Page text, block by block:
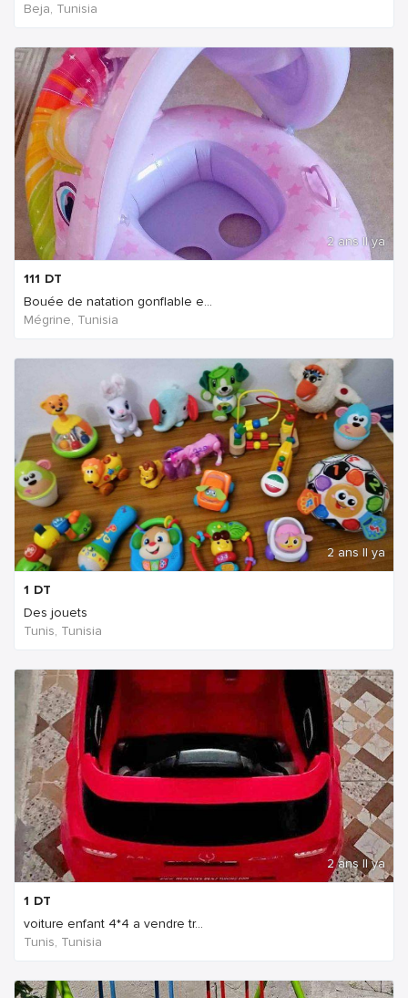
Beja, Tunisia
2 ans Il ya
111 DT
Bouée de natation gonflable e...
Mégrine, Tunisia
2 ans Il ya
1 DT
Des jouets
Tunis, Tunisia
2 ans Il ya
1 DT
voiture enfant 4*4 a vendre tr...
Tunis, Tunisia